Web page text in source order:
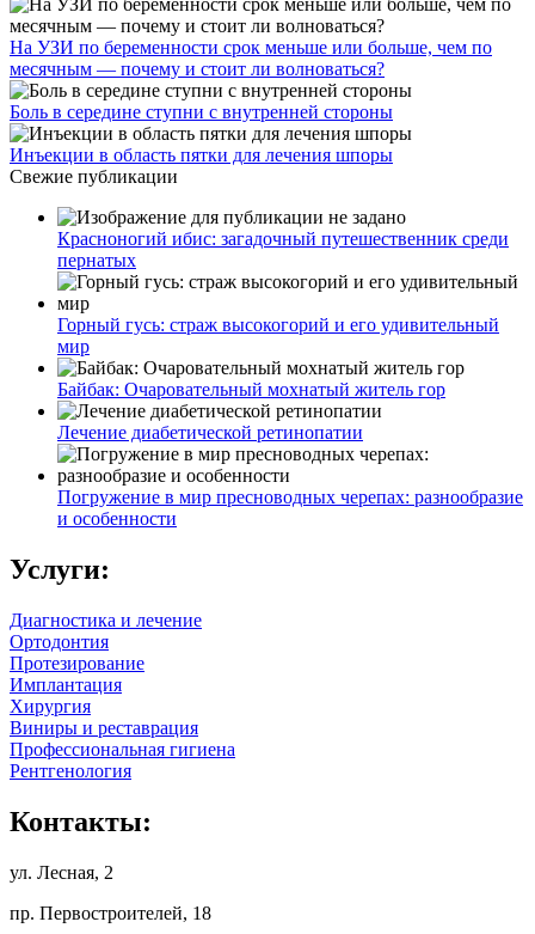
На УЗИ по беременности срок меньше или больше, чем по
месячным — почему и стоит ли волноваться?
Боль в середине ступни с внутренней стороны
Инъекции в область пятки для лечения шпоры
Свежие публикации
Красноногий ибис: загадочный путешественник среди
пернатых
Горный гусь: страж высокогорий и его удивительный
мир
Байбак: Очаровательный мохнатый житель гор
Лечение диабетической ретинопатии
Погружение в мир пресноводных черепах: разнообразие
и особенности
Услуги:
Диагностика и лечение
Ортодонтия
Протезирование
Имплантация
Хирургия
Виниры и реставрация
Профессиональная гигиена
Рентгенология
Контакты:
ул. Лесная, 2
пр. Первостроителей, 18